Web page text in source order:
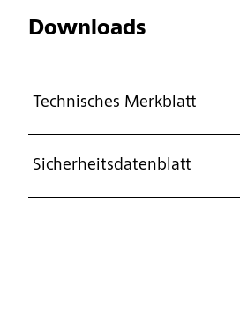
Downloads
Technisches Merkblatt
Sicherheitsdatenblatt